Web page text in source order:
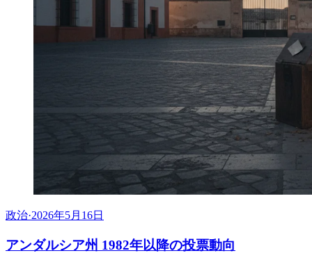
政治·2026年5月16日
アンダルシア州 1982年以降の投票動向